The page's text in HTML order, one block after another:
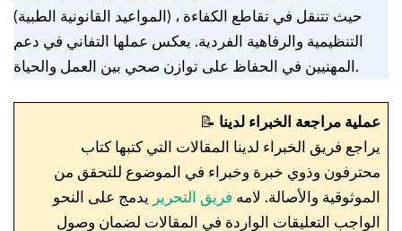
(المواعيد القانونية الطبية) ، حيث تتنقل في تقاطع الكفاءة
التنظيمية والرفاهية الفردية. يعكس عملها التفاني في دعم
المهنيين في الحفاظ على توازن صحي بين العمل والحياة.
📝 عملية مراجعة الخبراء لدينا
يراجع فريق الخبراء لدينا المقالات التي كتبها كتاب
محترفون وذوي خبرة وخبراء في الموضوع للتحقق من
الموثوقية والأصالة. لامه فريق التحرير يدمج على النحو
الواجب التعليقات الواردة في المقالات لضمان وصول